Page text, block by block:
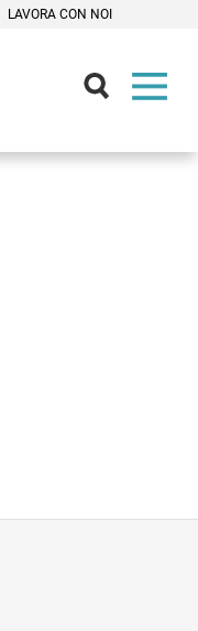
LAVORA CON NOI